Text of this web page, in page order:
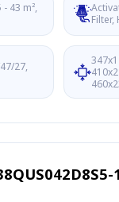
- 43 m²,
Filter,
27,
1